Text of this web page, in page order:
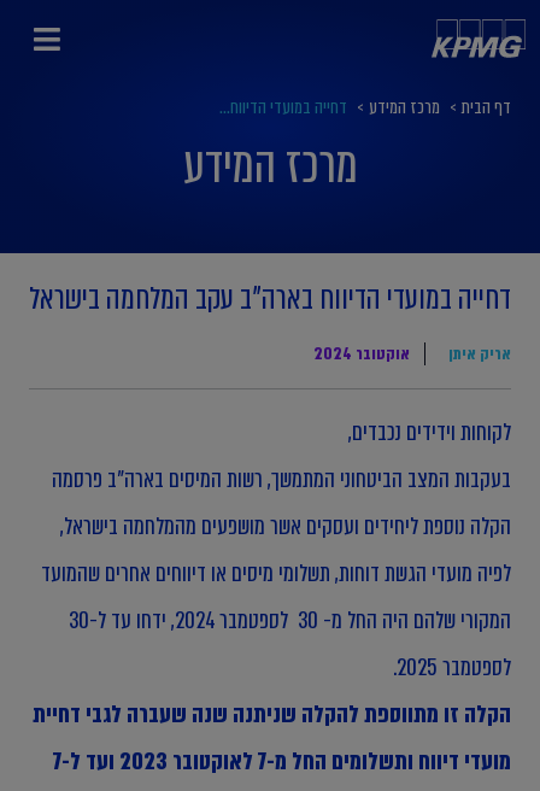
דף הבית > מרכז המידע > דחייה במועדי הדיווח...
מרכז המידע
דחייה במועדי הדיווח בארה"ב עקב המלחמה בישראל
אריק איתן אוקטובר 2024
לקוחות וידידים נכבדים,
בעקבות המצב הביטחוני המתמשך, רשות המיסים בארה"ב פרסמה
הקלה נוספת ליחידים ועסקים אשר מושפעים מהמלחמה בישראל,
לפיה מועדי הגשת דוחות, תשלומי מיסים או דיווחים אחרים שהמועד
המקורי שלהם היה החל מ- 30 לספטמבר 2024, ידחו עד ל-30
לספטמבר 2025.
הקלה זו מתווספת להקלה שניתנה שנה שעברה לגבי דחיית
מועדי דיווח ותשלומים החל מ-7 לאוקטובר 2023 ועד ל-7